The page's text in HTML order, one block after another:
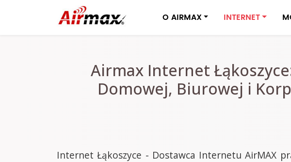
O AIRMAX INTERNET
Airmax Internet
Domowej, Biurowej i
Internet Łąkoszyce - Dostawca Internetu AirMAX